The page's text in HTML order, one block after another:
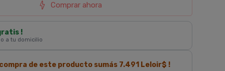
Comprar ahora
!
o a tu domicilio
compra de este producto sumás 7.491 Leloir$ !